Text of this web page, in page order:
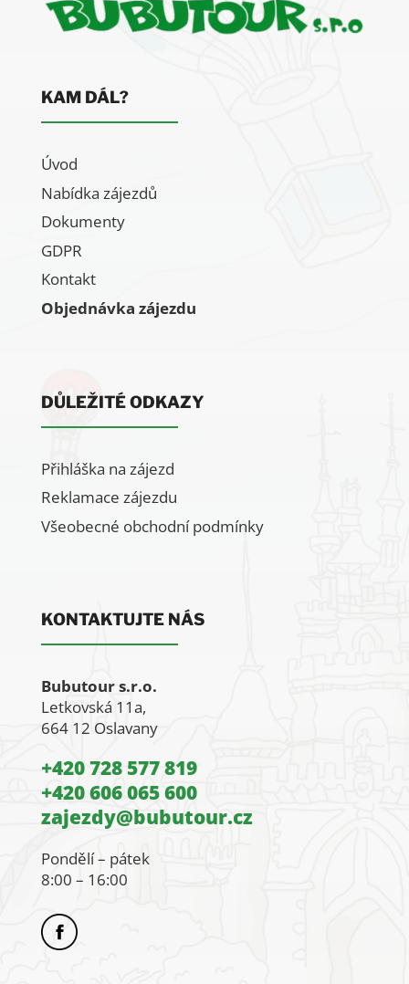
KAM DÁL?
Úvod
Nabídka zájezdů
Dokumenty
GDPR
Kontakt
Objednávka zájezdu
DŮLEŽITÉ ODKAZY
Přihláška na zájezd
Reklamace zájezdu
Všeobecné obchodní podmínky
KONTAKTUJTE NÁS
Bubutour s.r.o.
Letkovská 11a,
664 12 Oslavany
+420 728 577 819
+420 606 065 600
zajezdy@bubutour.cz
Pondělí – pátek
8:00 – 16:00